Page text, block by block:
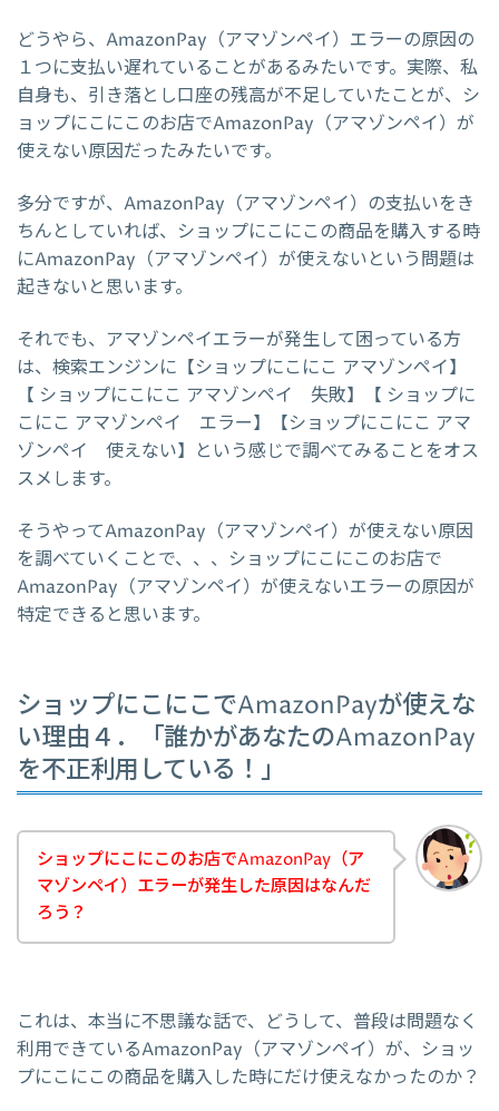
どうやら、AmazonPay（アマゾンペイ）エラーの原因の
１つに支払い遅れていることがあるみたいです。実際、私
自身も、引き落とし口座の残高が不足していたことが、シ
ョップにこにこのお店でAmazonPay（アマゾンペイ）が
使えない原因だったみたいです。
多分ですが、AmazonPay（アマゾンペイ）の支払いをき
ちんとしていれば、ショップにこにこの商品を購入する時
にAmazonPay（アマゾンペイ）が使えないという問題は
起きないと思います。
それでも、アマゾンペイエラーが発生して困っている方
は、検索エンジンに【ショップにこにこ アマゾンペイ】
【 ショップにこにこ アマゾンペイ 失敗】【 ショップに
こにこ アマゾンペイ エラー】【ショップにこにこ アマ
ゾンペイ 使えない】という感じで調べてみることをオス
スメします。
そうやってAmazonPay（アマゾンペイ）が使えない原因
を調べていくことで、、、ショップにこにこのお店で
AmazonPay（アマゾンペイ）が使えないエラーの原因が
特定できると思います。
ショップにこにこでAmazonPayが使えな
い理由４．「誰かがあなたのAmazonPay
を不正利用している！」
ショップにこにこのお店でAmazonPay（ア
マゾンペイ）エラーが発生した原因はなんだ
ろう？
これは、本当に不思議な話で、どうして、普段は問題なく
利用できているAmazonPay（アマゾンペイ）が、ショッ
プにこにこの商品を購入した時にだけ使えなかったのか？